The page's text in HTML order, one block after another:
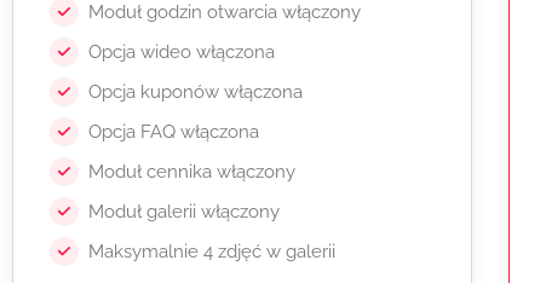
Moduł godzin otwarcia włączony
Opcja wideo włączona
Opcja kuponów włączona
Opcja FAQ włączona
Moduł cennika włączony
Moduł galerii włączony
Maksymalnie 4 zdjęć w galerii